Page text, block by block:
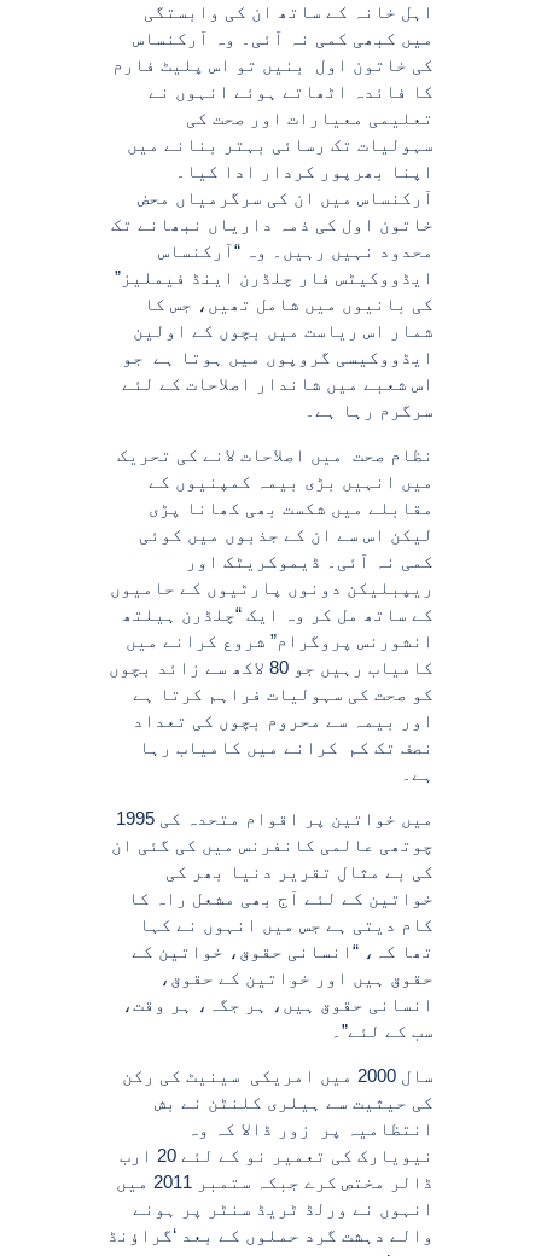
اہل خانہ کے ساتھ ان کی وابستگی
میں کبھی کمی نہ آئی۔ وہ آرکنساس
کی خاتون اول بنیں تو اس پلیٹ فارم
کا فائدہ اٹھاتے ہوئے انہوں نے
تعلیمی معیارات اور صحت کی
سہولیات تک رسائی بہتر بنانے میں
اپنا بھرپور کردار ادا کیا۔
آرکنساس میں ان کی سرگرمیاں محض
خاتون اول کی ذمہ داریاں نبھانے تک
محدود نہیں رہیں۔ وہ “آرکنساس
ایڈووکیٹس فار چلڈرن اینڈ فیملیز”
کی بانیوں میں شامل تھیں، جس کا
شمار اس ریاست میں بچوں کے اولین
ایڈووکیسی گروپوں میں ہوتا ہے جو
اس شعبے میں شاندار اصلاحات کے لئے
سرگرم رہا ہے۔
نظام صحت میں اصلاحات لانے کی تحریک
میں انہیں بڑی بیمہ کمپنیوں کے
مقابلے میں شکست بھی کھانا پڑی
لیکن اس سے ان کے جذبوں میں کوئی
کمی نہ آئی۔ ڈیموکریٹک اور
ریپبلیکن دونوں پارٹیوں کے حامیوں
کے ساتھ مل کر وہ ایک “چلڈرن ہیلتھ
انشورنس پروگرام” شروع کرانے میں
کامیاب رہیں جو 80 لاکھ سے زائد بچوں
کو صحت کی سہولیات فراہم کرتا ہے
اور بیمہ سے محروم بچوں کی تعداد
نصف تک کم کرانے میں کامیاب رہا
ہے۔
1995 میں خواتین پر اقوام متحدہ کی
چوتھی عالمی کانفرنس میں کی گئی ان
کی بے مثال تقریر دنیا بھر کی
خواتین کے لئے آج بھی مشعل راہ کا
کام دیتی ہے جس میں انہوں نے کہا
تھا کہ، “انسانی حقوق، خواتین کے
حقوق ہیں اور خواتین کے حقوق،
انسانی حقوق ہیں، ہر جگہ، ہر وقت،
سب کے لئے”۔
سال 2000 میں امریکی سینیٹ کی رکن
کی حیثیت سے ہیلری کلنٹن نے بش
انتظامیہ پر زور ڈالا کہ وہ
نیویارک کی تعمیر نو کے لئے 20 ارب
ڈالر مختص کرے جبکہ ستمبر 2011 میں
انہوں نے ورلڈ ٹریڈ سنٹر پر ہونے
والے دہشت گرد حملوں کے بعد ‘گراؤنڈ